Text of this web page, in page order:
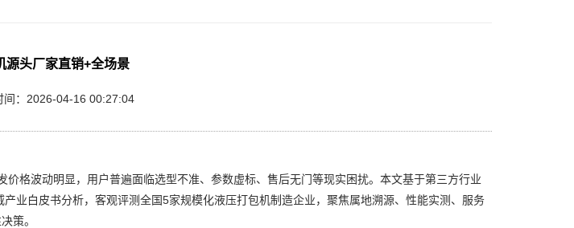
源头厂家直销+全场景
：2026-04-16 00:27:04
波动明显，用户普遍面临选型不准、参数虚标、售后无门等现实困扰。本文基于第三方行业
业白皮书分析，客观评测全国5家规模化液压打包机制造企业，聚焦属地溯源、性能实测、服务
策。